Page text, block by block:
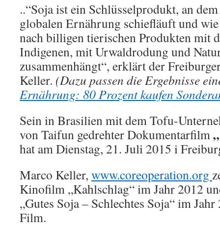
..“Soja ist ein Schlüsselprodukt, an
globalen Ernährung schiefläuft und
nach billigen tierischen Produkten mit
Indigenen, mit Urwaldrodung und
zusammenhängt“, erklärt der
Keller. (Dazu passen die Ergebnisse
Ernährung: 80 Prozent kaufen
Sein in Brasilien mit dem Tofu-
von Taifun gedrehter Dokumentarfilm
hat am Dienstag, 21. Juli 2015 i
Marco Keller, www.coreoperation.org
Kinofilm „Kahlschlag“ im Jahr 2012
„Gutes Soja – Schlechtes Soja“ im
Film.